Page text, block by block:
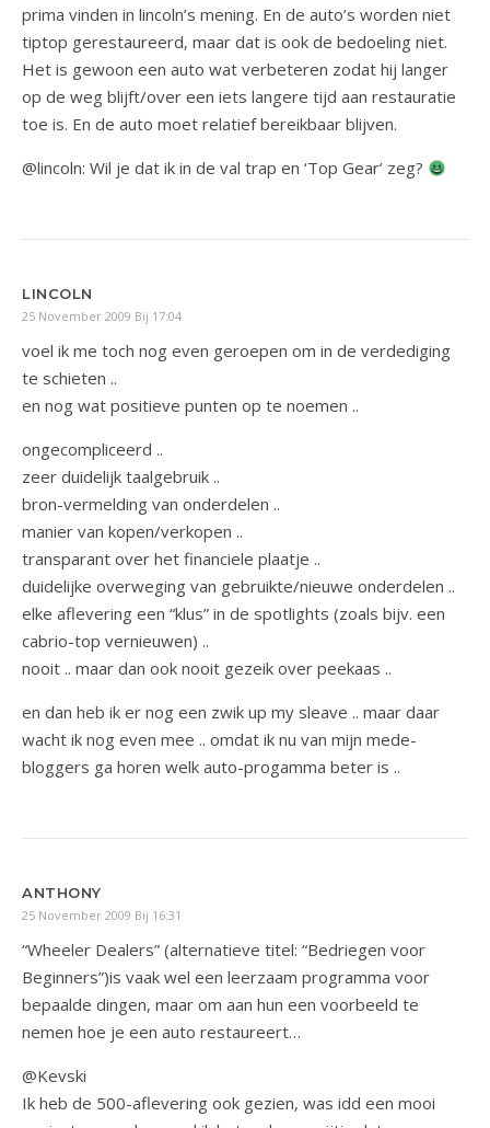
prima vinden in lincoln’s mening. En de auto’s worden niet
tiptop gerestaureerd, maar dat is ook de bedoeling niet.
Het is gewoon een auto wat verbeteren zodat hij langer
op de weg blijft/over een iets langere tijd aan restauratie
toe is. En de auto moet relatief bereikbaar blijven.
@lincoln: Wil je dat ik in de val trap en ‘Top Gear’ zeg?
LINCOLN
25 November 2009 Bij 17:04
voel ik me toch nog even geroepen om in de verdediging
te schieten ..
en nog wat positieve punten op te noemen ..
ongecompliceerd ..
zeer duidelijk taalgebruik ..
bron-vermelding van onderdelen ..
manier van kopen/verkopen ..
transparant over het financiele plaatje ..
duidelijke overweging van gebruikte/nieuwe onderdelen ..
elke aflevering een “klus” in de spotlights (zoals bijv. een
cabrio-top vernieuwen) ..
nooit .. maar dan ook nooit gezeik over peekaas ..
en dan heb ik er nog een zwik up my sleave .. maar daar
wacht ik nog even mee .. omdat ik nu van mijn mede-
bloggers ga horen welk auto-progamma beter is ..
ANTHONY
25 November 2009 Bij 16:31
“Wheeler Dealers” (alternatieve titel: “Bedriegen voor
Beginners”)is vaak wel een leerzaam programma voor
bepaalde dingen, maar om aan hun een voorbeeld te
nemen hoe je een auto restaureert…
@Kevski
Ik heb de 500-aflevering ook gezien, was idd een mooi